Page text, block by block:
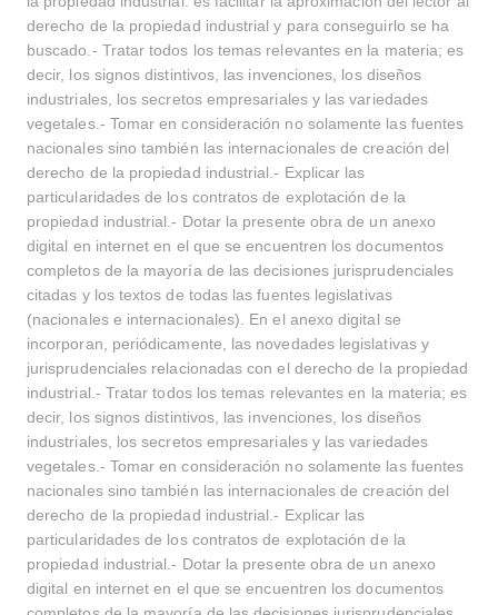
derecho de la propiedad industrial y para conseguirlo se ha
buscado.- Tratar todos los temas relevantes en la materia; es
decir, los signos distintivos, las invenciones, los diseños
industriales, los secretos empresariales y las variedades
vegetales.- Tomar en consideración no solamente las fuentes
nacionales sino también las internacionales de creación del
derecho de la propiedad industrial.- Explicar las
particularidades de los contratos de explotación de la
propiedad industrial.- Dotar la presente obra de un anexo
digital en internet en el que se encuentren los documentos
completos de la mayoría de las decisiones jurisprudenciales
citadas y los textos de todas las fuentes legislativas
(nacionales e internacionales). En el anexo digital se
incorporan, periódicamente, las novedades legislativas y
jurisprudenciales relacionadas con el derecho de la propiedad
industrial.- Tratar todos los temas relevantes en la materia; es
decir, los signos distintivos, las invenciones, los diseños
industriales, los secretos empresariales y las variedades
vegetales.- Tomar en consideración no solamente las fuentes
nacionales sino también las internacionales de creación del
derecho de la propiedad industrial.- Explicar las
particularidades de los contratos de explotación de la
propiedad industrial.- Dotar la presente obra de un anexo
digital en internet en el que se encuentren los documentos